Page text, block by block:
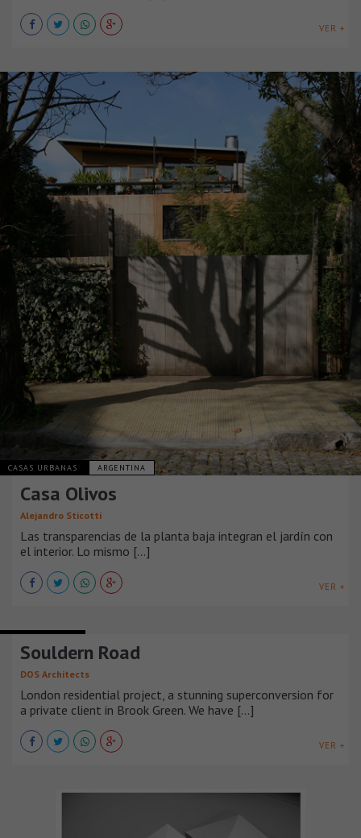
VER +
CASAS URBANAS ARGENTINA
Casa Olivos
Alejandro Sticotti
Las transparencias de la planta baja integran el jardín con
el interior. Lo mismo [...]
VER +
Souldern Road
DOS Architects
London residential project, a stunning superconversion for
a private client in Brook Green. We have [...]
VER +